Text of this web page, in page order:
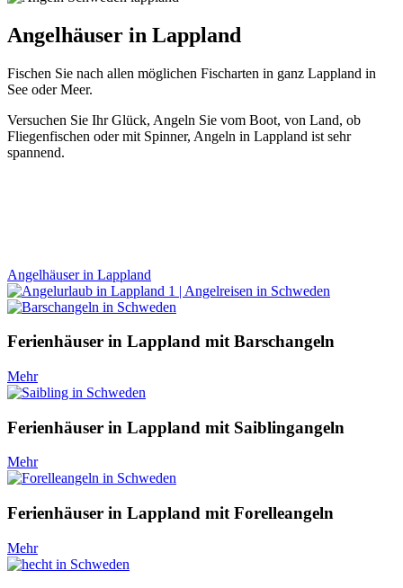
Angelhäuser in Lappland
Fischen Sie nach allen möglichen Fischarten in ganz Lappland in
See oder Meer.
Versuchen Sie Ihr Glück, Angeln Sie vom Boot, von Land, ob
Fliegenfischen oder mit Spinner, Angeln in Lappland ist sehr
spannend.
Angelhäuser in Lappland
Ferienhäuser in Lappland mit Barschangeln
Mehr
Ferienhäuser in Lappland mit Saiblingangeln
Mehr
Ferienhäuser in Lappland mit Forelleangeln
Mehr